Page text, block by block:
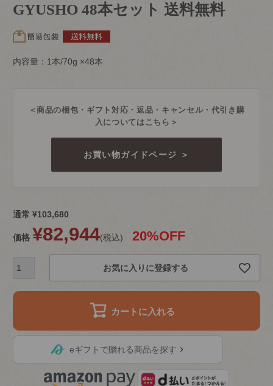
GYUSHO 48本セット 送料無料
内容量：1本/70g ×48本
＜商品の梱包・ギフト対応・返品・キャンセル・代引き購
入についてはこちら＞
お買い物ガイドページ ＞
通常 ¥103,680
価格 ¥82,944 税込 20%OFF
お気に入りに登録する
カートに入れる
eギフトで贈れる商品を探す